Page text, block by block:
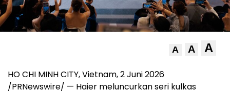
A A A
HO CHI MINH CITY, Vietnam, 2 Juni 2026
/PRNewswire/ — Haier meluncurkan seri kulkas